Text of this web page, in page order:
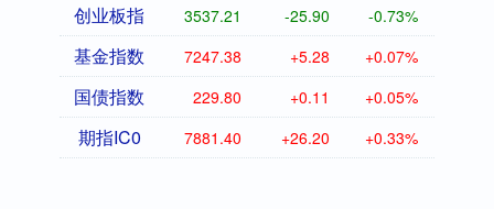
创业板指 3537.21 -25.90 -0.73%
基金指数 7247.38 +5.28 +0.07%
国债指数 229.80 +0.11 +0.05%
期指IC0 7881.40 +26.20 +0.33%